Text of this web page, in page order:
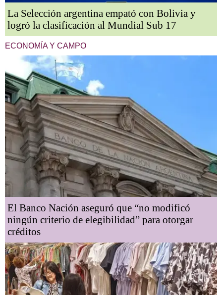
La Selección argentina empató con Bolivia y
logró la clasificación al Mundial Sub 17
ECONOMÍA Y CAMPO
El Banco Nación aseguró que “no modificó
ningún criterio de elegibilidad” para otorgar
créditos